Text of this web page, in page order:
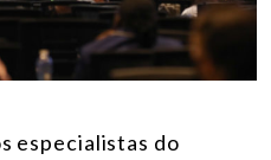
especialistas do